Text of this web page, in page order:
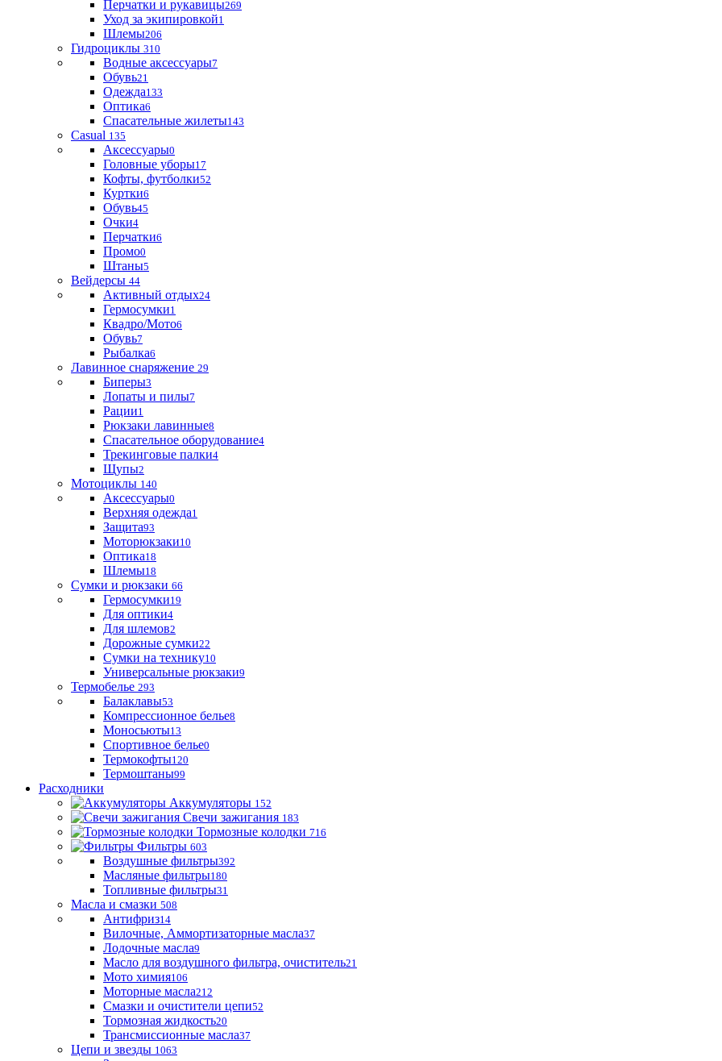
Перчатки и рукавицы269
Уход за экипировкой1
Шлемы206
Гидроциклы 310
Водные аксессуары7
Обувь21
Одежда133
Оптика6
Спасательные жилеты143
Casual 135
Аксессуары0
Головные уборы17
Кофты, футболки52
Куртки6
Обувь45
Очки4
Перчатки6
Промо0
Штаны5
Вейдерсы 44
Активный отдых24
Гермосумки1
Квадро/Мото6
Обувь7
Рыбалка6
Лавинное снаряжение 29
Биперы3
Лопаты и пилы7
Рации1
Рюкзаки лавинные8
Спасательное оборудование4
Трекинговые палки4
Щупы2
Мотоциклы 140
Аксессуары0
Верхняя одежда1
Защита93
Моторюкзаки10
Оптика18
Шлемы18
Сумки и рюкзаки 66
Гермосумки19
Для оптики4
Для шлемов2
Дорожные сумки22
Сумки на технику10
Универсальные рюкзаки9
Термобелье 293
Балаклавы53
Компрессионное белье8
Моносьюты13
Спортивное белье0
Термокофты120
Термоштаны99
Расходники
Аккумуляторы 152
Свечи зажигания 183
Тормозные колодки 716
Фильтры 603
Воздушные фильтры392
Масляные фильтры180
Топливные фильтры31
Масла и смазки 508
Антифриз14
Вилочные, Аммортизаторные масла37
Лодочные масла9
Масло для воздушного фильтра, очиститель21
Мото химия106
Моторные масла212
Смазки и очистители цепи52
Тормозная жидкость20
Трансмиссионные масла37
Цепи и звезды 1063